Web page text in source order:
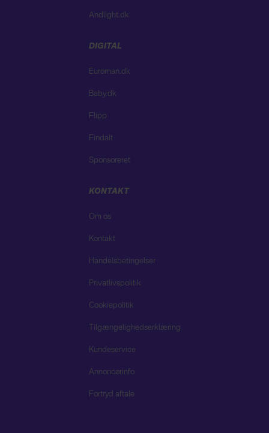
Andlight.dk
DIGITAL
Euroman.dk
Baby.dk
Flipp
Findalt
Sponsoreret
KONTAKT
Om os
Kontakt
Handelsbetingelser
Privatlivspolitik
Cookiepolitik
Tilgængelighedserklæring
Kundeservice
Annoncørinfo
Fortryd aftale